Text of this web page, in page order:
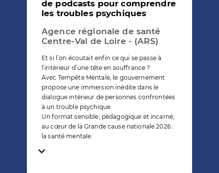
de podcasts pour comprendre
les troubles psychiques
Agence régionale de santé
Centre-Val de Loire - (ARS)
Et si l’on écoutait enfin ce qui se passe à
l’intérieur d’une tête en souffrance ?
Avec Tempête Mentale, le gouvernement
propose une immersion inédite dans le
dialogue intérieur de personnes confrontées
à un trouble psychique.
Un format sensible, pédagogique et incarné,
au cœur de la Grande cause nationale 2026 :
la santé mentale.
Temps de lecture